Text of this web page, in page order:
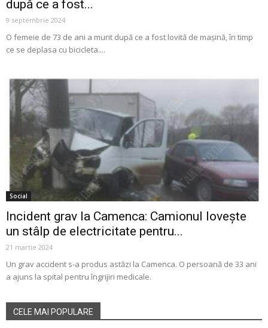
după ce a fost...
9 septembrie 2024
O femeie de 73 de ani a murit după ce a fost lovită de mașină, în timp
ce se deplasa cu bicicleta....
Social
Incident grav la Camenca: Camionul lovește
un stâlp de electricitate pentru...
21 martie 2024
Un grav accident s-a produs astăzi la Camenca. O persoană de 33 ani
a ajuns la spital pentru îngrijiri medicale.
CELE MAI POPULARE